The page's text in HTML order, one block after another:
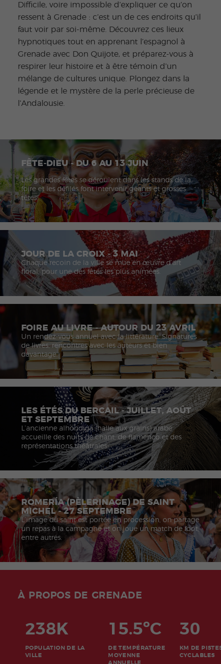
Difficile, voire impossible d’expliquer ce qu’on
ressent à Grenade : c’est un de ces endroits qu’il
faut voir par soi-même. Découvrez ces lieux
hypnotiques tout en apprenant l’espagnol à
Grenade avec Don Quijote, et préparez-vous à
respirer leur histoire et à être témoin d’un
mélange de cultures unique. Plongez dans la
légende et le mystère de la perle précieuse de
l’Andalousie.
FÊTE-DIEU - DU 6 AU 13 JUIN
Les grandes fêtes se déroulent dans les stands de la
foire et les défilés font intervenir géants et grosses
têtes.
JOUR DE LA CROIX - 3 MAI
Chaque recoin de la ville se mue en œuvre d’art
floral, pour une des fêtes les plus animées.
FOIRE AU LIVRE - AUTOUR DU 23 AVRIL
Un rendez-vous annuel avec la littérature. Signatures
de livres, rencontres avec les auteurs et bien
davantage.
LES ÉTÉS DU BERCAIL - JUILLET, AOÛT
ET SEPTEMBRE
L’ancienne alhóndiga (halle aux grains) arabe
accueille des nuits de chant, de flamenco et des
représentations théâtrales-
ROMERÍA (PÈLERINAGE) DE SAINT
MICHEL - 27 SEPTEMBRE
L’image du saint est portée en procession, on partage
un repas à la campagne et on joue un match de foot,
entre autres.
À PROPOS DE GRENADE
238K
POPULATION DE LA
VILLE
15.5ºC
DE TEMPÉRATURE
MOYENNE
ANNUELLE
30
KM DE
CYCLABLES